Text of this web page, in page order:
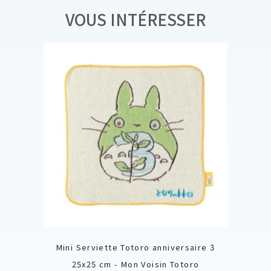
VOUS INTÉRESSER
Mini Serviette Totoro anniversaire 3
25x25 cm - Mon Voisin Totoro